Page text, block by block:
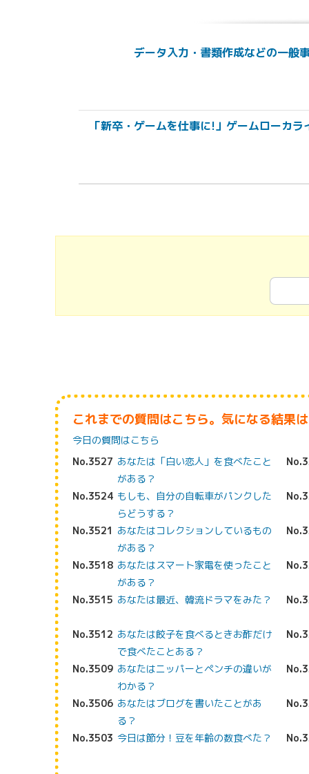
データ入力・書類作成などの一
「新卒・ゲームを仕事に!」ゲームローカ
これまでの質問はこちら。気になる結果
今日の質問はこちら
No.3527 あなたは「白い恋人」を食べたこと
がある？
No.3524 もしも、自分の自転車がパンクした
らどうする？
No.3521 あなたはコレクションしているもの
がある？
No.3518 あなたはスマート家電を使ったこと
がある？
No.3515 あなたは最近、韓流ドラマをみた？
No.3512 あなたは餃子を食べるときお酢だけ
で食べたことある？
No.3509 あなたはニッパーとペンチの違いが
わかる？
No.3506 あなたはブログを書いたことがあ
る？
No.3503 今日は節分！豆を年齢の数食べた？